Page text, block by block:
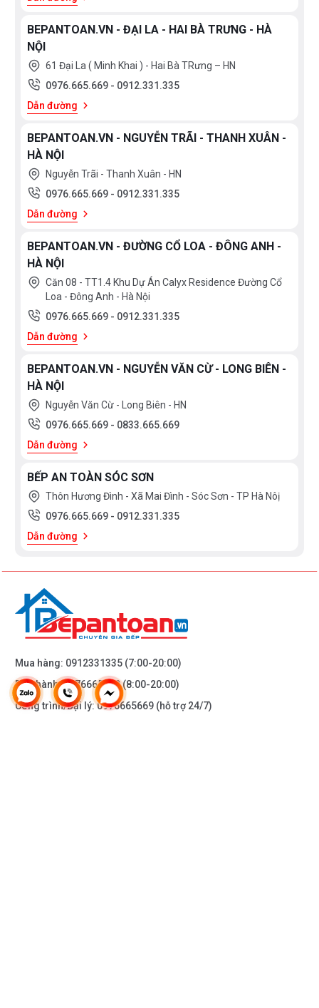
BEPANTOAN.VN - ĐẠI LA - HAI BÀ TRƯNG - HÀ
NỘI
61 Đại La ( Minh Khai ) - Hai Bà TRưng – HN
0976.665.669 - 0912.331.335
Dẫn đường
BEPANTOAN.VN - NGUYỄN TRÃI - THANH XUÂN -
HÀ NỘI
Nguyễn Trãi - Thanh Xuân - HN
0976.665.669 - 0912.331.335
Dẫn đường
BEPANTOAN.VN - ĐƯỜNG CỔ LOA - ĐÔNG ANH -
HÀ NỘI
Căn 08 - TT1.4 Khu Dự Án Calyx Residence Đường Cổ
Loa - Đông Anh - Hà Nội
0976.665.669 - 0912.331.335
Dẫn đường
BEPANTOAN.VN - NGUYỄN VĂN CỪ - LONG BIÊN -
HÀ NỘI
Nguyễn Văn Cừ - Long Biên - HN
0976.665.669 - 0833.665.669
Dẫn đường
BẾP AN TOÀN SÓC SƠN
Thôn Hương Đình - Xã Mai Đình - Sóc Sơn - TP Hà Nôị
0976.665.669 - 0912.331.335
Dẫn đường
Mua hàng: 0912331335 (7:00-20:00)
Bảo hành:0976665669(8:00-20:00)
Công trình/Đại lý:0976665669 (hỗ trợ 24/7)